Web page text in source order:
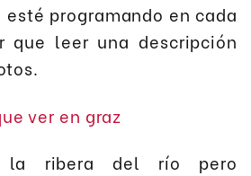
programando en cada
que leer una descripción
la ribera del río pero